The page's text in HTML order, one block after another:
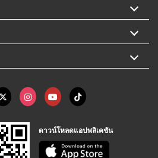
ดาวน์โหลดแอปพลิเคชัน